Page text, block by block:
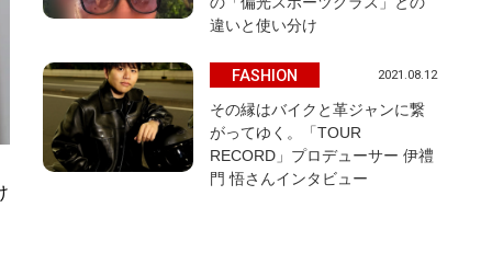
違いと使い分け
FASHION 2021.08.12
その縁はバイクと革ジャンに繋
がってゆく。「TOUR
RECORD」プロデューサー 伊禮
門 悟さんインタビュー